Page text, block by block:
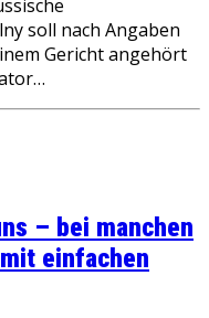
soll nach Angaben
Gericht angehört
– bei manchen
einfachen